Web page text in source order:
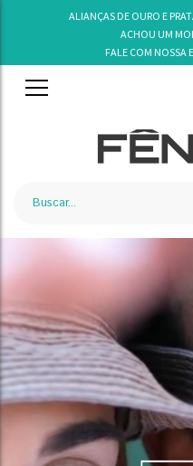
ALIANÇAS DE OURO E
ACHOU UM
FALE COM NOSSA